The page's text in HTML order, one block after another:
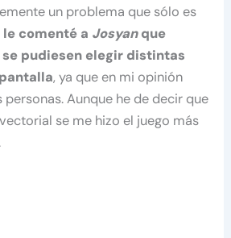
un problema que sólo es
le comenté a Josyanque
pudiesen elegir distintas
, ya que en mi opinión
personas. Aunque he de decir que
se me hizo el juego más